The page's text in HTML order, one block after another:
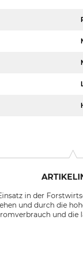
in der
und durch die
und